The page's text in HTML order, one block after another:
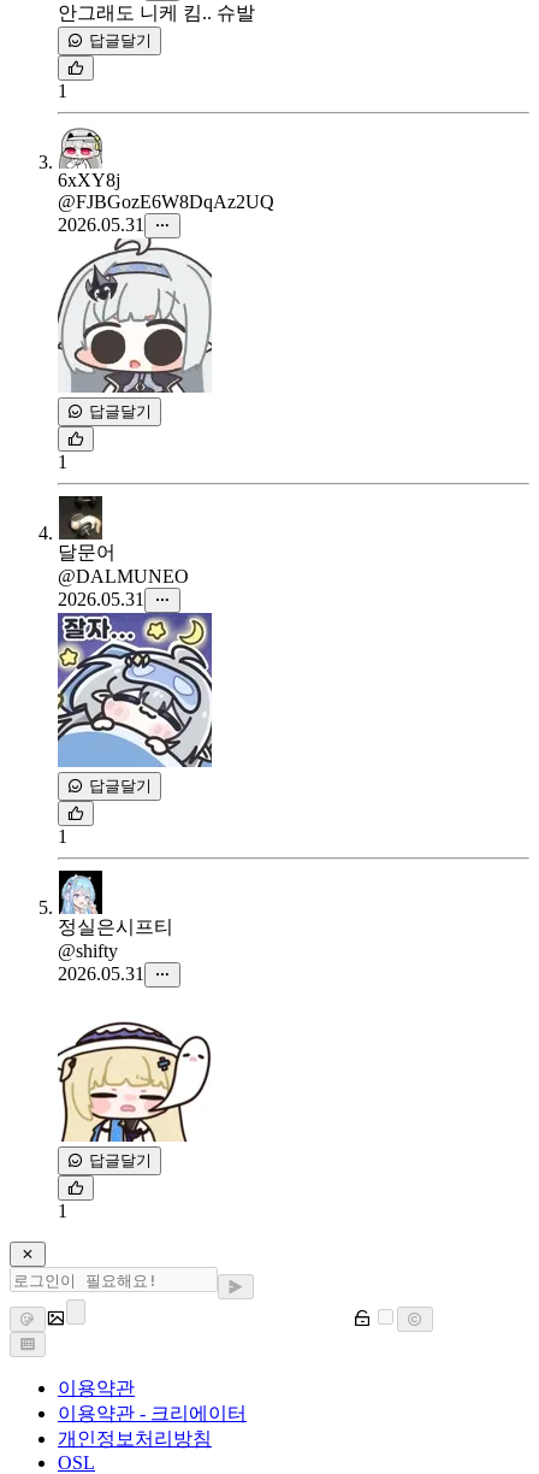
안그래도 니케 킴.. 슈발
답글달기
1
6xXY8j
@FJBGozE6W8DqAz2UQ
2026.05.31
답글달기
1
달문어
@DALMUNEO
2026.05.31
답글달기
1
정실은시프티
@shifty
2026.05.31
답글달기
1
이용약관
이용약관 - 크리에이터
개인정보처리방침
OSL